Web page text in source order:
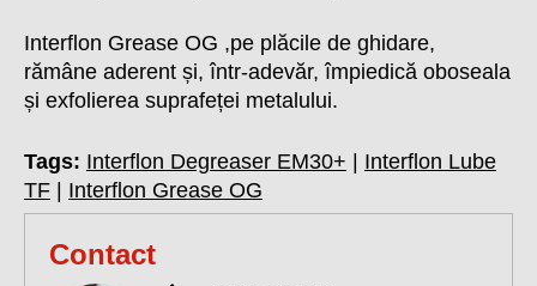
Interflon Grease OG ,pe plăcile de ghidare,
rămâne aderent și, într-adevăr, împiedică oboseala
și exfolierea suprafeței metalului.
Tags: Interflon Degreaser EM30+
Interflon Lube
TF
Interflon Grease OG
Contact